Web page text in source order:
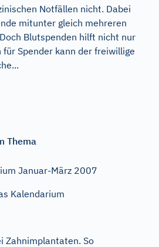
Notfällen nicht. Dabei
mitunter gleich mehreren
Blutspenden hilft nicht nur
für Spender kann der freiwillige
Thema
Januar-März 2007
Kalendarium
Zahnimplantaten. So